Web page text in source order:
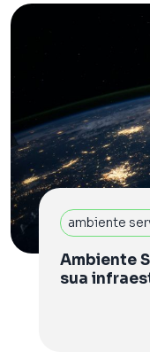
ambiente
Ambiente
sua